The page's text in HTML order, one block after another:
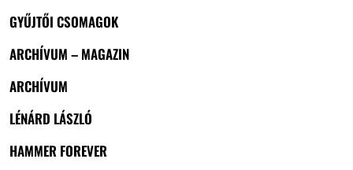
GYŰJTŐI CSOMAGOK
ARCHÍVUM – MAGAZIN
ARCHÍVUM
LÉNÁRD LÁSZLÓ
HAMMER FOREVER